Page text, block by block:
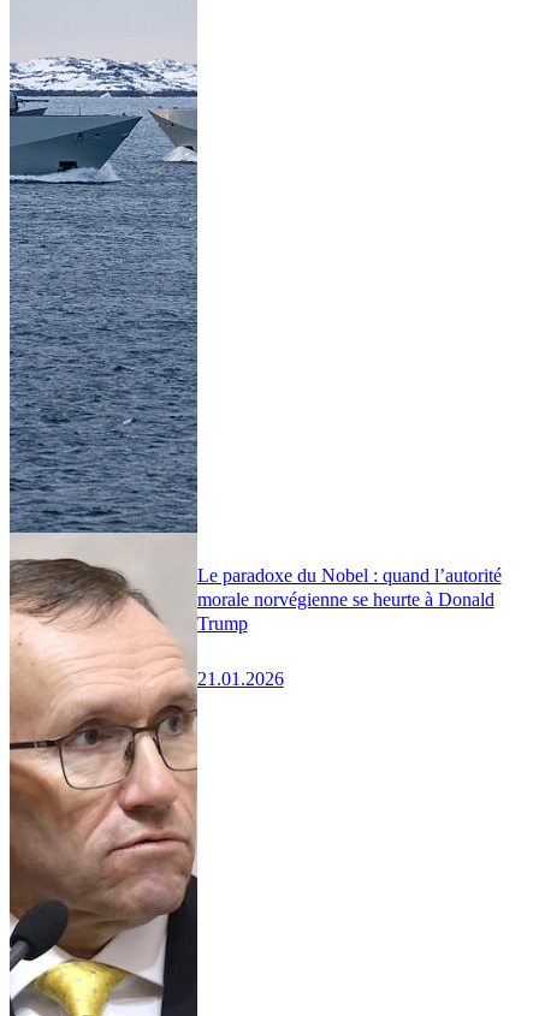
Le paradoxe du Nobel : quand l’autorité
morale norvégienne se heurte à Donald
Trump
21.01.2026